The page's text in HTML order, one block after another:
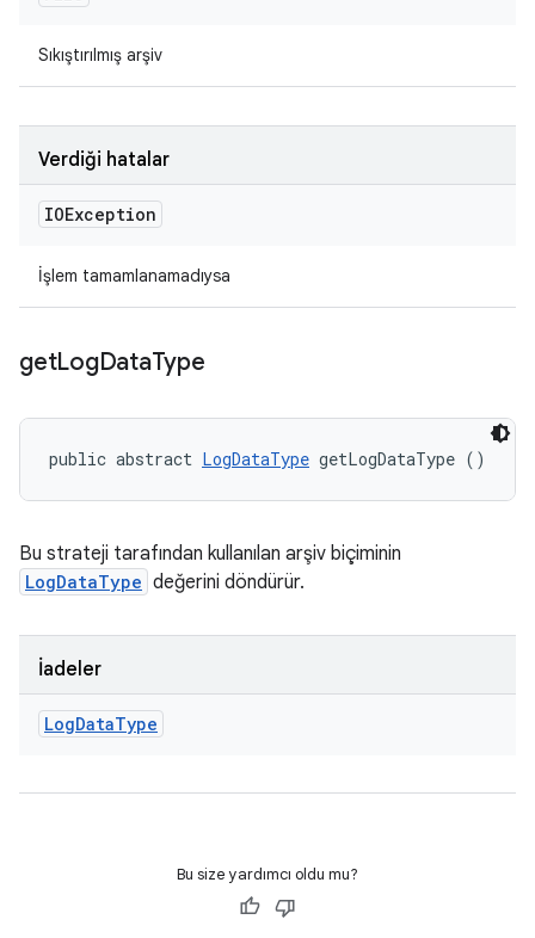
Sıkıştırılmış arşiv
Verdiği hatalar
IOException
İşlem tamamlanamadıysa
getLogDataType
public abstract LogDataType getLogDataType ()
Bu strateji tarafından kullanılan arşiv biçiminin
LogDataType değerini döndürür.
İadeler
LogDataType
Bu size yardımcı oldu mu?